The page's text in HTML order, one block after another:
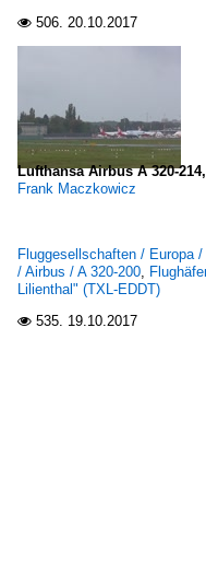
 506. 20.10.2017
Lufthansa Airbus A 320-
Frank Maczkowicz
Fluggesellschaften / Europa
/ Airbus / A 320-200,
Lilienthal" (TXL-EDDT)
 535. 19.10.2017